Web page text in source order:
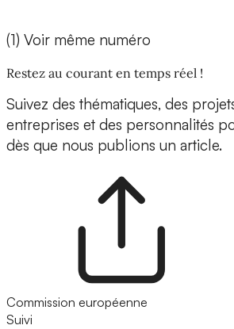
(1) Voir même numéro
Restez au courant en temps réel !
Suivez des thématiques, des
entreprises et des personnalités
dès que nous publions un article.
Commission européenne
Suivi